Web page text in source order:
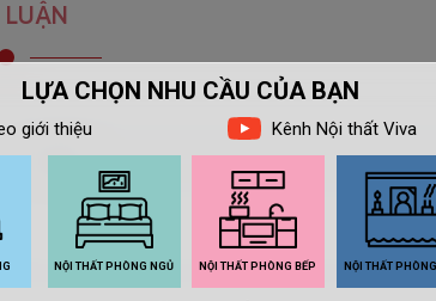
trợ trọn đời.
LUẬN